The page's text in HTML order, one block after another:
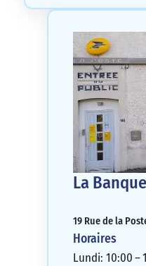
La
19 Rue de la
Horaires
Lundi: 10:00 –